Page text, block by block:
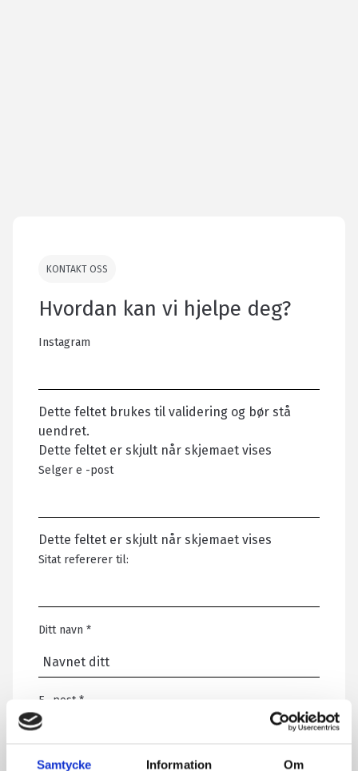
Samtycke Information Om
KONTAKT OSS
Hvordan kan vi hjelpe deg?
Instagram
Dette feltet brukes til validering og bør stå
uendret.
Dette feltet er skjult når skjemaet vises
Selger e -post
Dette feltet er skjult når skjemaet vises
Sitat refererer til:
Ditt navn *
E -post *